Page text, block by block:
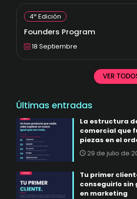
4ª Edición
Founders Program
18 Septiembre
VER
Últimas entradas
La estructura
comercial que
piezas en el
29 de julio de
Tu primer
conseguirlo sin
en marketing